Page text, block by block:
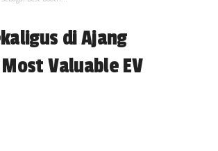
di Ajang
Valuable EV